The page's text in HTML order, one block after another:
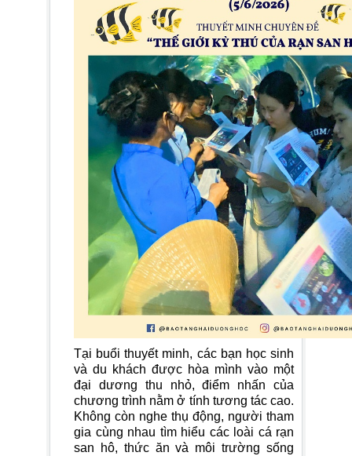
Tại buổi thuyết minh, các bạn học sinh
và du khách được hòa mình vào một
đại dương thu nhỏ, điểm nhấn của
chương trình nằm ở tính tương tác cao.
Không còn nghe thụ động, người tham
gia cùng nhau tìm hiểu các loài cá rạn
san hô, thức ăn và môi trường sống